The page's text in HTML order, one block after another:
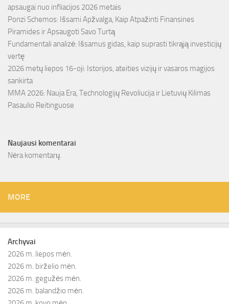
apsaugai nuo infliacijos 2026 metais
Ponzi Schemos: Išsami Apžvalga, Kaip Atpažinti Finansines
Piramides ir Apsaugoti Savo Turtą
Fundamentali analizė: Išsamus gidas, kaip suprasti tikrąją investicijų
vertę
2026 metų liepos 16-oji: Istorijos, ateities vizijų ir vasaros magijos
sankirta
MMA 2026: Nauja Era, Technologijų Revoliucija ir Lietuvių Kilimas
Pasaulio Reitinguose
Naujausi komentarai
Nėra komentarų.
MORE
Archyvai
2026 m. liepos mėn.
2026 m. birželio mėn.
2026 m. gegužės mėn.
2026 m. balandžio mėn.